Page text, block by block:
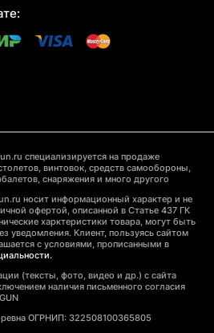
специализируется на продаже
винтовок, средств самообороны,
снаряжения и много другого
носит информационный характер и не
офертой, описанной в Статье 437 ГК
харктеристики товара, могут быть
уведомления. Клиент, пользуясь сайтом
с условиями, прописанными в
(тексты, фото, видео и др.) с сайта
наличия письменного согласия
ОГРНИП: 322508100365805